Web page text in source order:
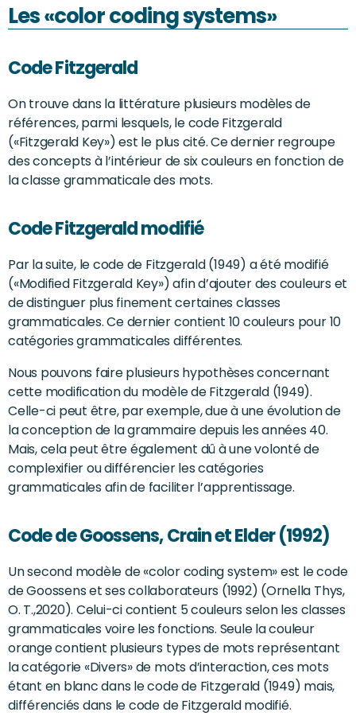
Les «color coding systems»
Code Fitzgerald
On trouve dans la littérature plusieurs modèles de
références, parmi lesquels, le code Fitzgerald
(«Fitzgerald Key») est le plus cité. Ce dernier regroupe
des concepts à l’intérieur de six couleurs en fonction de
la classe grammaticale des mots.
Code Fitzgerald modifié
Par la suite, le code de Fitzgerald (1949) a été modifié
(«Modified Fitzgerald Key») afin d’ajouter des couleurs et
de distinguer plus finement certaines classes
grammaticales. Ce dernier contient 10 couleurs pour 10
catégories grammaticales différentes.
Nous pouvons faire plusieurs hypothèses concernant
cette modification du modèle de Fitzgerald (1949).
Celle-ci peut être, par exemple, due à une évolution de
la conception de la grammaire depuis les années 40.
Mais, cela peut être également dû à une volonté de
complexifier ou différencier les catégories
grammaticales afin de faciliter l’apprentissage.
Code de Goossens, Crain et Elder (1992)
Un second modèle de «color coding system» est le code
de Goossens et ses collaborateurs (1992) (Ornella Thys,
O. T.,2020). Celui-ci contient 5 couleurs selon les classes
grammaticales voire les fonctions. Seule la couleur
orange contient plusieurs types de mots représentant
la catégorie «Divers» de mots d’interaction, ces mots
étant en blanc dans le code de Fitzgerald (1949) mais,
différenciés dans le code de Fitzgerald modifié.